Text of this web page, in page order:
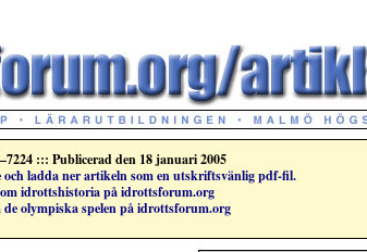
::: Publicerad den 18 januari 2005
ladda ner artikeln som en utskriftsvänlig pdf-fil.
idrottshistoria på idrottsforum.org
de olympiska spelen på idrottsforum.org